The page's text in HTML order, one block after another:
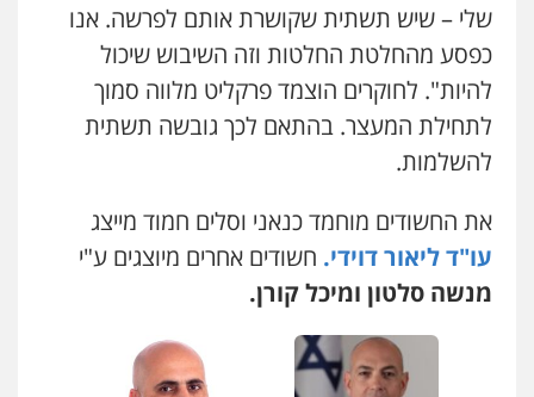
עו"ד זוהר ארבל
פלילי פשיעה חמורה מעצרים וחקירות
קטינים
0538788878
0526885006
שלי – שיש תשתית שקושרת אותם לפרשה. אנו
כפסע מהחלטת החלטות וזה השיבוש שיכול
להיות". לחוקרים הוצמד פרקליט מלווה סמוך
לתחילת המעצר. בהתאם לכך גובשה תשתית
להשלמות.
את החשודים מוחמד כנאני וסלים חמוד מייצג
עו"ד ליאור דוידי. חשודים אחרים מיוצגים ע"י
מנשה סלטון ומיכל קורן.
פלילי פשיעה חמורה מעצרים וחקירות
0544712201